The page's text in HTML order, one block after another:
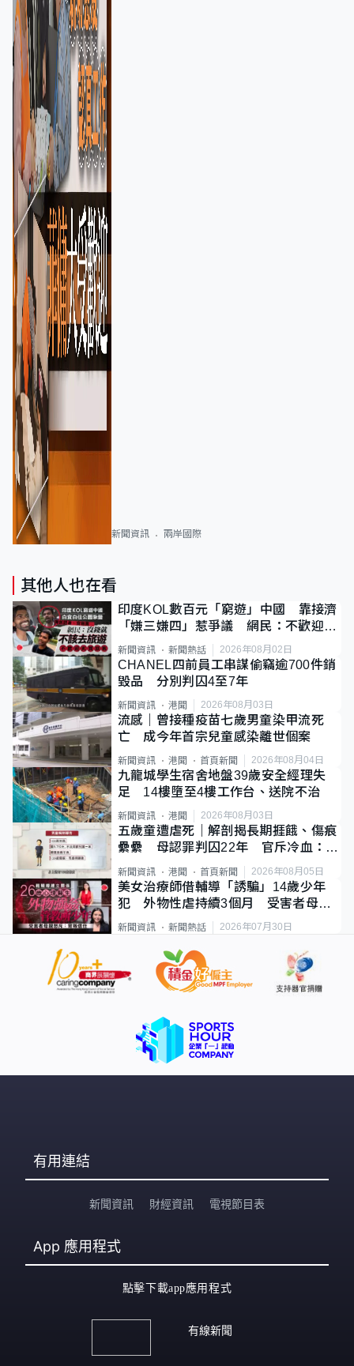
新聞資訊 兩岸國際
其他人也在看
印度KOL數百元「窮遊」中國 靠接濟
「嫌三嫌四」惹爭議 網民：不歡迎劣
質旅客
新聞資訊 新聞熱話 2026年08月02日
CHANEL四前員工串謀偷竊逾700件銷
毀品 分別判囚4至7年
新聞資訊 港聞 2026年08月03日
流感｜曾接種疫苗七歲男童染甲流死
亡 成今年首宗兒童感染離世個案
新聞資訊 港聞 首頁新聞 2026年08月04日
九龍城學生宿舍地盤39歲安全經理失
足 14樓墮至4樓工作台、送院不治
新聞資訊 港聞 2026年08月03日
五歲童遭虐死｜解剖揭長期捱餓、傷痕
纍纍 母認罪判囚22年 官斥冷血：同
類案最惡劣
新聞資訊 港聞 首頁新聞 2026年08月05日
美女治療師借輔導「誘騙」14歲少年
犯 外物性虐持續3個月 受害者母：
要保護其他人
新聞資訊 新聞熱話 2026年07月30日
有用連結
新聞資訊 財經資訊 電視節目表
App 應用程式
點擊下載app應用程式
有線新聞